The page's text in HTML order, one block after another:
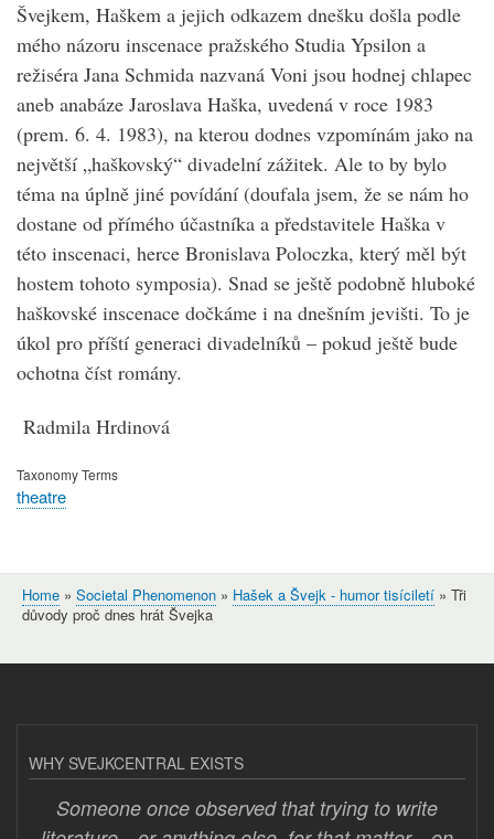
Švejkem, Haškem a jejich odkazem dnešku došla podle
mého názoru inscenace pražského Studia Ypsilon a
režiséra Jana Schmida nazvaná Voni jsou hodnej chlapec
aneb anabáze Jaroslava Haška, uvedená v roce 1983
(prem. 6. 4. 1983), na kterou dodnes vzpomínám jako na
největší „haškovský“ divadelní zážitek. Ale to by bylo
téma na úplně jiné povídání (doufala jsem, že se nám ho
dostane od přímého účastníka a představitele Haška v
této inscenaci, herce Bronislava Poloczka, který měl být
hostem tohoto symposia). Snad se ještě podobně hluboké
haškovské inscenace dočkáme i na dnešním jevišti. To je
úkol pro příští generaci divadelníků – pokud ještě bude
ochotna číst romány.
Radmila Hrdinová
Taxonomy Terms
theatre
Breadcrumb
Home Societal Phenomenon Hašek a Švejk - humor tisíciletí
Tři
důvody proč dnes hrát Švejka
WHY SVEJKCENTRAL EXISTS
Someone once observed that trying to write